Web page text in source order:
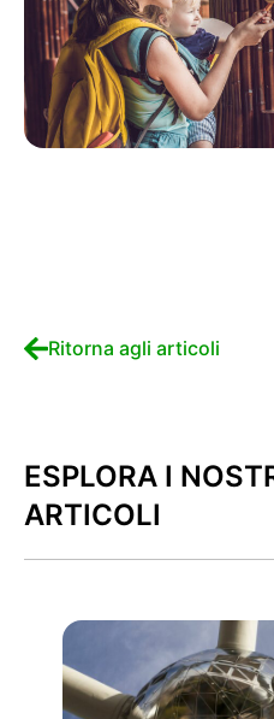
Ritorna agli articoli
ESPLORA I
ARTICOLI